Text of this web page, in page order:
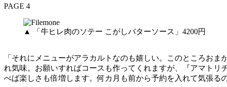
PAGE 4
▲ 「牛ヒレ肉のソテー こがしバターソース」4200円
「それにメニューがアラカルトなのも嬉しい。このところお
れ気味。お願いすればコースも作ってくれますが、『アマト
べば楽しさも倍増します。何カ月も前から予約を入れて気張る